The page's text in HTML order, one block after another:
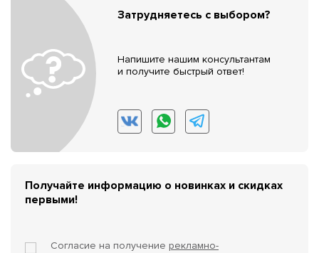
Затрудняетесь с выбором?
Напишите нашим консультантам
и получите быстрый ответ!
Получайте информацию о новинках и скидках
первыми!
Согласие на получение рекламно-